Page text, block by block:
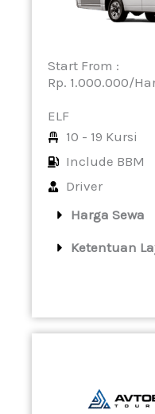
Start From :
Rp. 1.000.000/
ELF
10 - 19 Kursi
Include BBM
Driver
Harga Sewa
Ketentuan